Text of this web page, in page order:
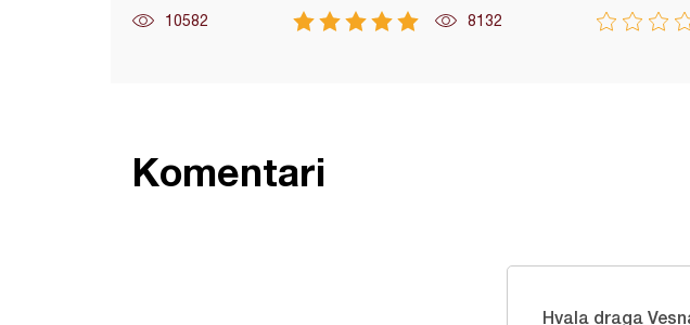
10582 8132
Komentari
Hvala draga